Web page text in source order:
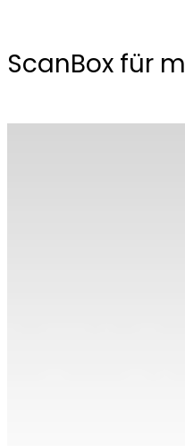
ScanBox für